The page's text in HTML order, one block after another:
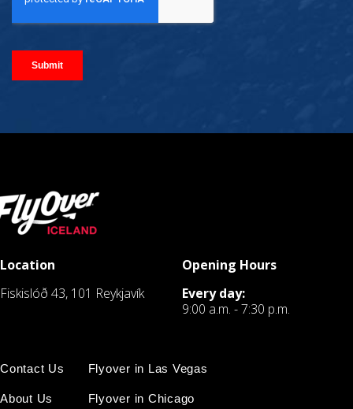
Location
Fiskislóð 43, 101 Reykjavík
Opening Hours
Every day:
9:00 a.m. - 7:30 p.m.
Contact Us
About Us
Flyover in Las Vegas
Flyover in Chicago